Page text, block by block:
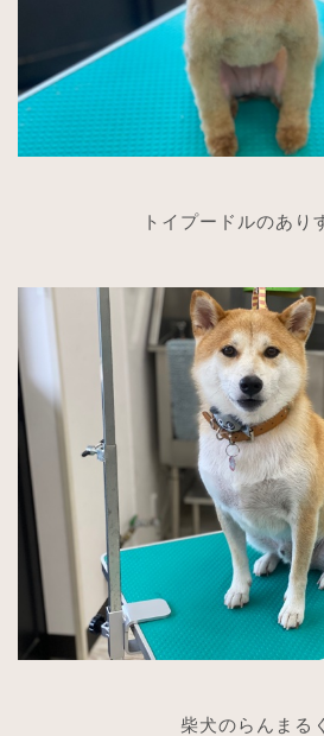
トイプードルのあり
柴犬のらんまる